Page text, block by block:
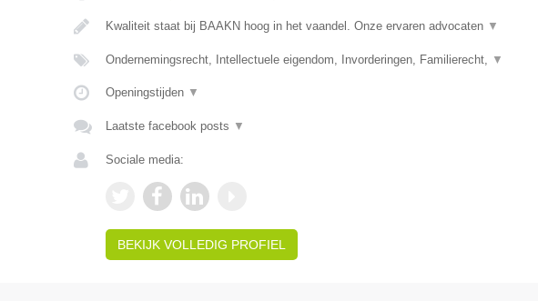
Kwaliteit staat bij BAAKN hoog in het vaandel. Onze ervaren advocaten ▼
Ondernemingsrecht, Intellectuele eigendom, Invorderingen, Familierecht, ▼
Openingstijden ▼
Laatste facebook posts ▼
Sociale media:
BEKIJK VOLLEDIG PROFIEL